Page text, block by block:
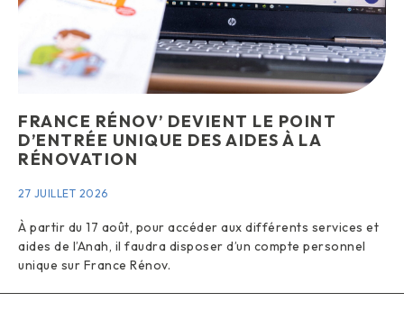
FRANCE RÉNOV’ DEVIENT LE POINT
D’ENTRÉE UNIQUE DES AIDES À LA
RÉNOVATION
27 JUILLET 2026
À partir du 17 août, pour accéder aux différents services et
aides de l’Anah, il faudra disposer d’un compte personnel
unique sur France Rénov.